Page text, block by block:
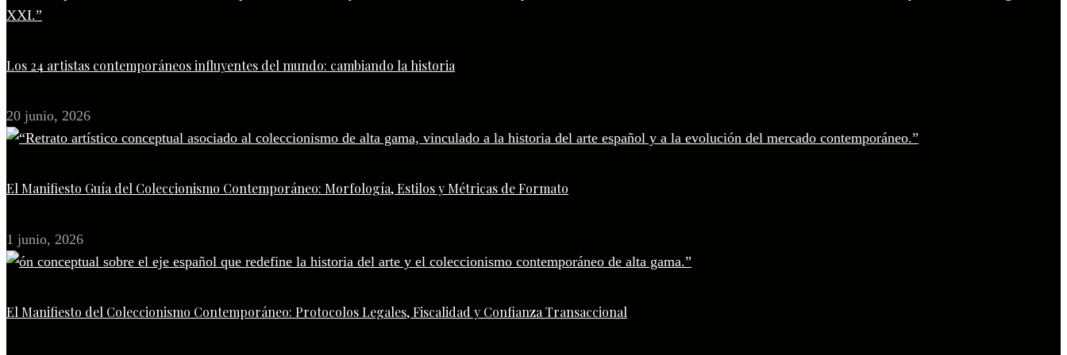
Los 24 artistas contemporáneos influyentes del mundo: cambiando la historia
20 junio, 2026
El Manifiesto Guía del Coleccionismo Contemporáneo: Morfología, Estilos y Métricas de Formato
1 junio, 2026
El Manifiesto del Coleccionismo Contemporáneo: Protocolos Legales, Fiscalidad y Confianza Transaccional